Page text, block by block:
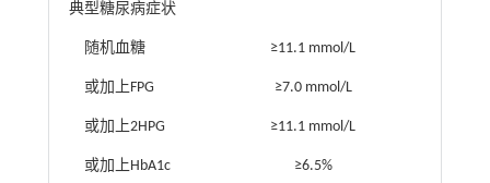
典型糖尿病症状
随机血糖 ≥11.1 mmol/L
或加上FPG ≥7.0 mmol/L
或加上2HPG ≥11.1 mmol/L
或加上HbA1c ≥6.5%